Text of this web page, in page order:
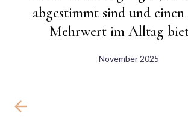
abgestimmt sind und einen
Mehrwert im Alltag
November 2025